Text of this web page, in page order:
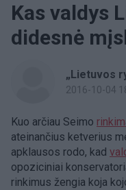
Kas valdys
didesnė
„Lietuvos
2016-10-04
Kuo arčiau Seimo
ateinančius ketverius
apklausos rodo, kad
opoziciniai
rinkimus žengia koja